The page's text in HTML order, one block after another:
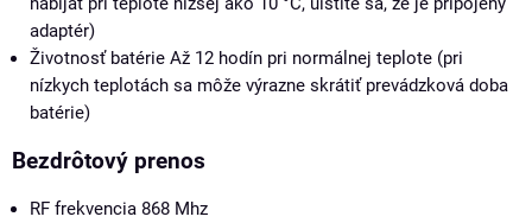
adaptér)
Životnosť batérie Až 12 hodín pri normálnej teplote (pri
nízkych teplotách sa môže výrazne skrátiť prevádzková doba
batérie)
Bezdrôtový prenos
RF frekvencia 868 Mhz